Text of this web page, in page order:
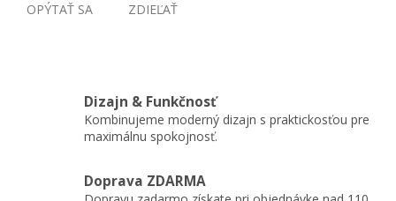
OPÝTAŤ SA ZDIEĽAŤ
Dizajn & Funkčnosť
Kombinujeme moderný dizajn s praktickosťou pre
maximálnu spokojnosť.
Doprava ZDARMA